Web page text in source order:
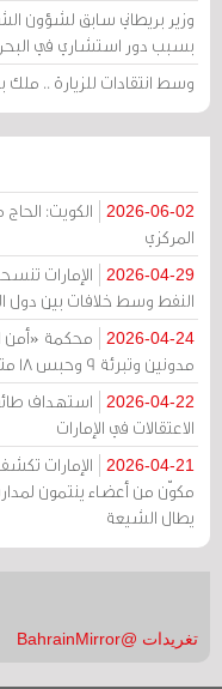
وزير بريطاني سابق لشؤون
بسبب دور استشاري في
وسط انتقادات للزيارة ..
2026-06-02
الكويت:
المركزي
2026-04-29
الإمارات
النفط وسط خلافات بين دول
2026-04-24
مدونين وتبرئة 9 وحبس 18 متهماً بالتعاطف مع إيران
2026-04-22
استهداف
الاعتقالات في الإمارات
2026-04-21
الإمارات
مكوّن من أعضاء ينتمون
يطال الشيعة
تغريدات @BahrainMirror